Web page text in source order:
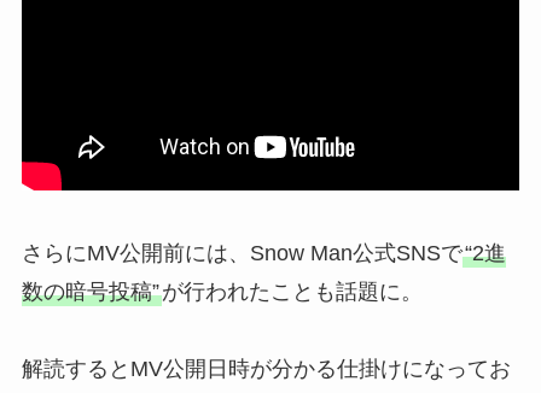
さらにMV公開前には、Snow Man公式SNSで“2進
数の暗号投稿”が行われたことも話題に。
解読するとMV公開日時が分かる仕掛けになってお